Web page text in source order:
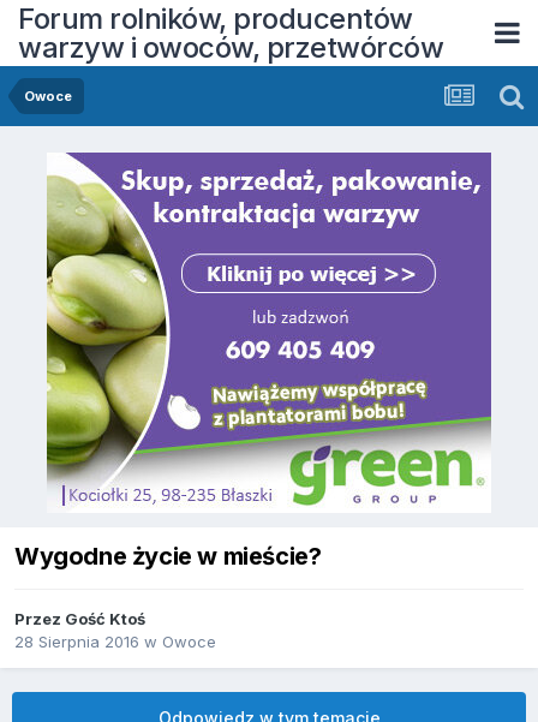
Forum rolników, producentów
warzyw i owoców, przetwórców
Owoce
Wygodne życie w mieście?
Przez Gość Ktoś
28 Sierpnia 2016 w Owoce